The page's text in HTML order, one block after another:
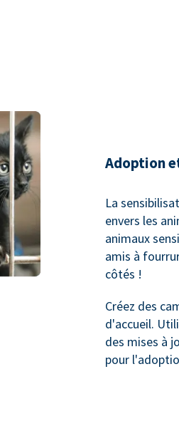
Adoption
La
envers les
animaux
amis à
côtés !
Créez des
d'accueil.
des mises à
pour